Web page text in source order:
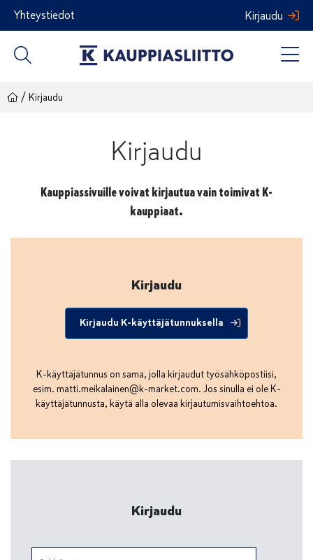
Siirry
sisältöön
Yhteystiedot Kirjaudu
/ Kirjaudu
Kirjaudu
Kauppiassivuille voivat kirjautua vain toimivat K-
kauppiaat.
Kirjaudu
Kirjaudu K-käyttäjätunnuksella
K-käyttäjätunnus on sama, jolla kirjaudut työsähköpostiisi,
esim. matti.meikalainen@k-market.com. Jos sinulla ei ole K-
käyttäjätunnusta, käytä alla olevaa kirjautumisvaihtoehtoa.
Kirjaudu